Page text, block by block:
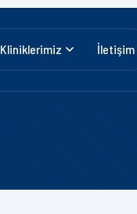
Kliniklerimiz İletişim